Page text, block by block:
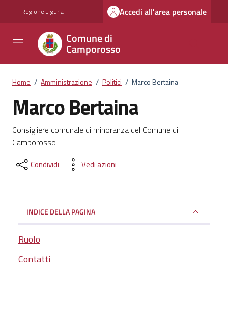
Regione Liguria Accedi all'area personale
Comune di
Camporosso
Home / Amministrazione / Politici / Marco Bertaina
Marco Bertaina
Dettagli del documento
Consigliere comunale di minoranza del Comune di
Camporosso
Condividi Vedi azioni
INDICE DELLA PAGINA
Ruolo
Contatti